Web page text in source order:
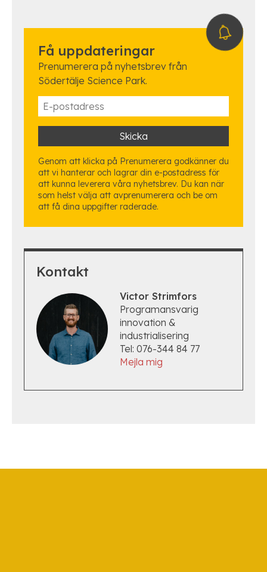
Få uppdateringar
Prenumerera på nyhetsbrev från
Södertälje Science Park.
Genom att klicka på Prenumerera godkänner du
att vi hanterar och lagrar din e-postadress för
att kunna leverera våra nyhetsbrev. Du kan när
som helst välja att avprenumerera och be om
att få dina uppgifter raderade.
Kontakt
Victor Strimfors
Programansvarig
innovation &
industrialisering
Tel: 076-344 84 77
Mejla mig